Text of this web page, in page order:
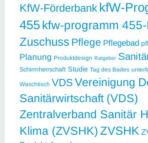
KfW-Förderbank kfW-
455kfw-programm
Zuschuss Pflege Pflegebad
Planung Produktdesign Ratgeber
Schirmherrschaft Studie Tag des Bades
Waschtisch VDSVereinigung
Sanitärwirtschaft (VDS)
Zentralverband Sanitär
Klima (ZVSHK)ZVSHK